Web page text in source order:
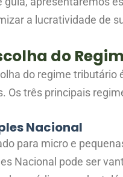
a lucratividade de
do
do regime tributário
Os três principais
Nacional
para micro e
Nacional pode ser